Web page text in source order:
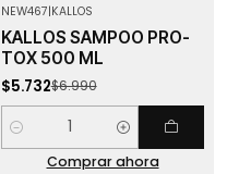
NEW467|KALLOS
KALLOS SAMPOO PRO-
TOX 500 ML
$5.732$6.990
Cantidad
Comprar ahora